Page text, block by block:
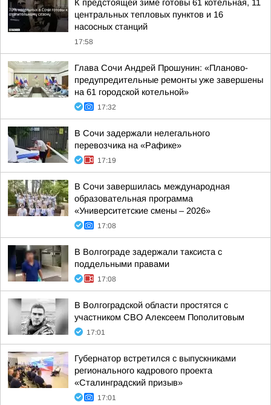
К предстоящей зиме готовы 61 котельная, 11
центральных тепловых пунктов и 16
насосных станций
17:58
Глава Сочи Андрей Прошунин: «Планово-
предупредительные ремонты уже завершены
на 61 городской котельной»
17:32
В Сочи задержали нелегального
перевозчика на «Рафике»
17:19
В Сочи завершилась международная
образовательная программа
«Университетские смены – 2026»
17:08
В Волгограде задержали таксиста с
поддельными правами
17:08
В Волгоградской области простятся с
участником СВО Алексеем Пополитовым
17:01
Губернатор встретился с выпускниками
регионального кадрового проекта
«Сталинградский призыв»
17:01